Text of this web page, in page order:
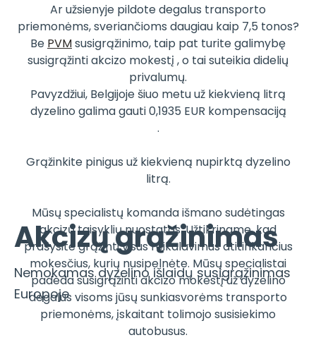
Akcizų grąžinimas
Nemokamas dyzelino išlaidų susigrąžinimas
Europoje
Ar užsienyje pildote degalus transporto
priemonėms, sveriančioms daugiau kaip 7,5 tonos?
Be PVMsusigrąžinimo, taip pat turite galimybę
susigrąžinti akcizo mokestį , o tai suteikia didelių
privalumų.
Pavyzdžiui, Belgijoje šiuo metu už kiekvieną litrą
dyzelino galima gauti 0,1935 EUR kompensaciją
.
Grąžinkite pinigus už kiekvieną nupirktą dyzelino
litrą.
Mūsų specialistų komanda išmano sudėtingas
akcizų taisyklių nuostatas. Užtikriname, kad
prašysite grąžinti visus reikalavimus atitinkančius
mokesčius, kurių nusipelnėte. Mūsų specialistai
padeda susigrąžinti akcizo mokestį už dyzelino
degalus visoms jūsų sunkiasvorėms transporto
priemonėms, įskaitant tolimojo susisiekimo
autobusus.